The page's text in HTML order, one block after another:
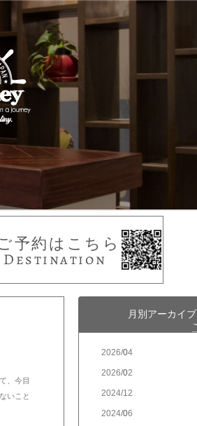
予約はこちら
Destination
、今目
いこと
月別アーカイブ
2026/ 4
2026/ 2
2024/12
2024/ 6